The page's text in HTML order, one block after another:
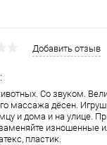
Добавить отзыв
Со звуком.
массажа дёсен.
и дома и на улице.
изношенные
пластик.